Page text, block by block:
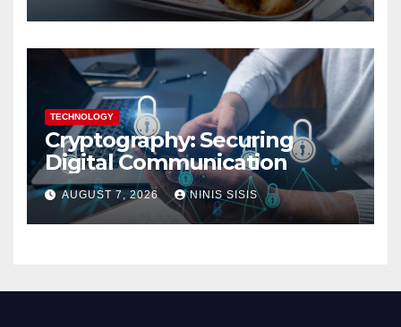
TECHNOLOGY
Cryptography: Securing
Digital Communication
AUGUST 7, 2026 NINIS SISIS